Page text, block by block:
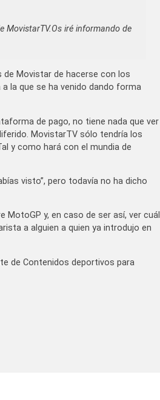
MovistarTV.Os iré informando de
Movistar de hacerse con los
la que se ha venido dando forma
de pago, no tiene nada que ver
MovistarTV sólo tendría los
y como hará con el mundia de
visto”, pero todavía no ha dicho
MotoGP y, en caso de ser así, ver cuál
a alguien a quien ya introdujo en
de Contenidos deportivos para